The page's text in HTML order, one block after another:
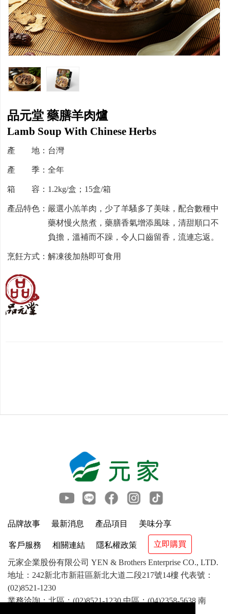
品元堂 藥膳羊肉爐
Lamb Soup With Chinese Herbs
產 地：台灣
產 季：全年
箱 容：1.2kg/盒；15盒/箱
產品特色：嚴選小羔羊肉，少了羊騷多了美味，配合數種中
藥材慢火熬煮，藥膳香氣增添風味，清甜順口不
負擔，溫補而不躁，令人口齒留香，流連忘返。
烹飪方式：解凍後加熱即可食用
品牌故事 最新消息 產品項目 美味分享
客戶服務 相關連結 隱私權政策 立即購買
元家企業股份有限公司 YEN & Brothers Enterprise CO., LTD.
地址：242新北市新莊區新北大道二段217號14樓 代表號：
(02)8521-1230
業務洽詢：北區：(02)8521-1230 中區：(04)2358-5638 南